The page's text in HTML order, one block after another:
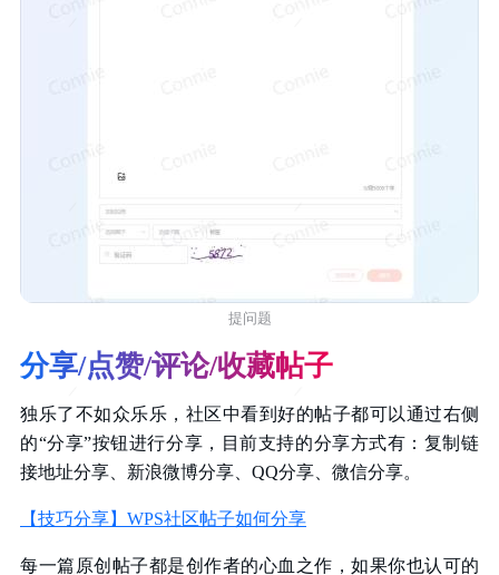
提问题
分享/点赞/评论/收藏帖子
独乐了不如众乐乐，社区中看到好的帖子都可以通过右侧
的“分享”按钮进行分享，目前支持的分享方式有：复制链
接地址分享、新浪微博分享、QQ分享、微信分享。
【技巧分享】WPS社区帖子如何分享
每一篇原创帖子都是创作者的心血之作，如果你也认可的